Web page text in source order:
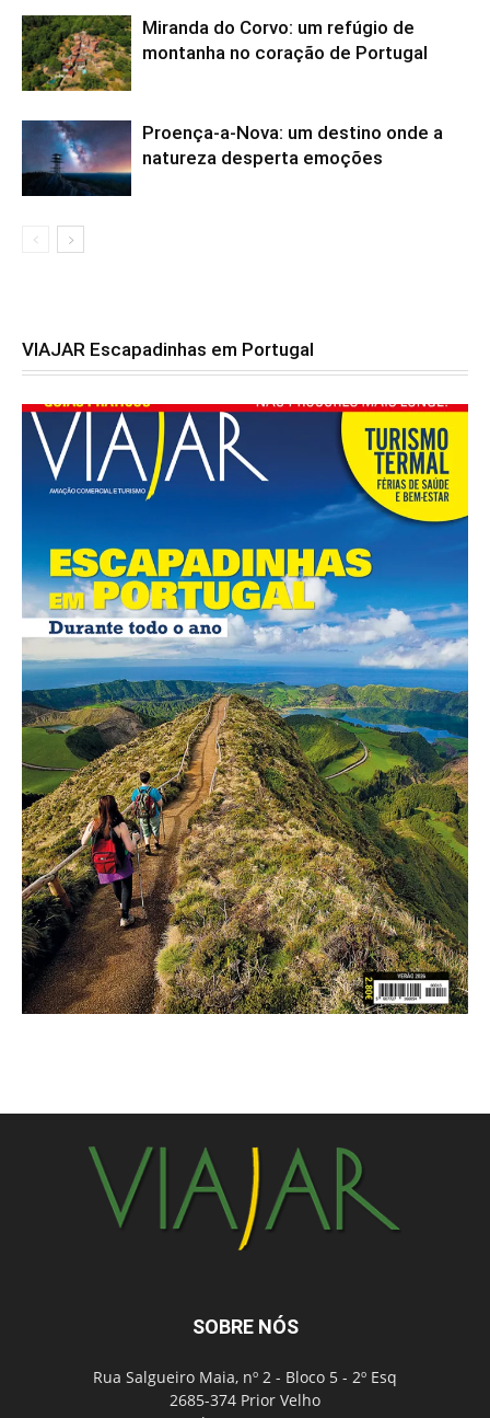
Miranda do Corvo: um refúgio de
montanha no coração de Portugal
Proença-a-Nova: um destino onde a
natureza desperta emoções
VIAJAR Escapadinhas em Portugal
SOBRE NÓS
Rua Salgueiro Maia, nº 2 - Bloco 5 - 2º Esq
2685-374 Prior Velho